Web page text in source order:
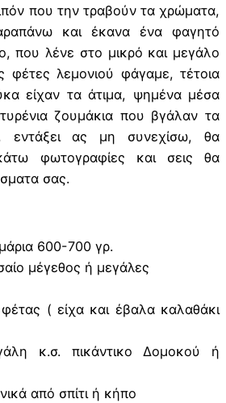
που την τραβούν τα χρώματα,
και έκανα ένα φαγητό
που λένε στο μικρό και μεγάλο
φέτες λεμονιού φάγαμε, τέτοια
είχαν τα άτιμα, ψημένα μέσα
ζουμάκια που βγάλαν τα
εντάξει ας μη συνεχίσω, θα
φωτογραφίες και σεις θα
σας.
600-700 γρ.
μέγεθος ή μεγάλες
( είχα και έβαλα καλαθάκι
κ.σ. πικάντικο Δομοκού ή
από σπίτι ή κήπο